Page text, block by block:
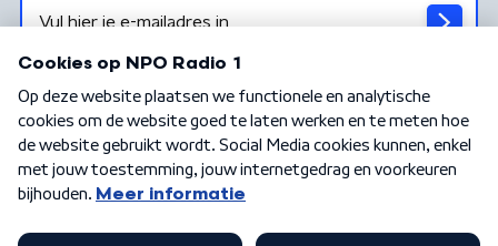
Algemene voorwaarden